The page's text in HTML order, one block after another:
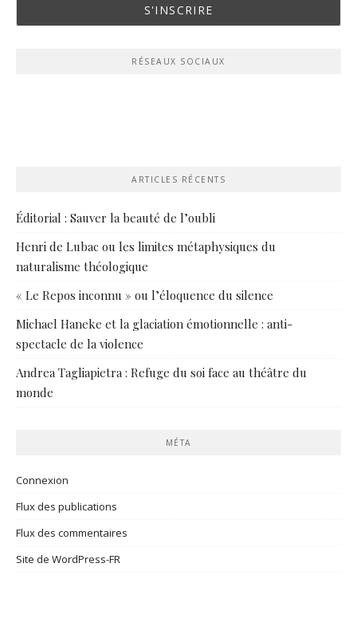
RÉSEAUX SOCIAUX
ARTICLES RÉCENTS
Éditorial : Sauver la beauté de l’oubli
Henri de Lubac ou les limites métaphysiques du
naturalisme théologique
« Le Repos inconnu » ou l’éloquence du silence
Michael Haneke et la glaciation émotionnelle : anti-
spectacle de la violence
Andrea Tagliapietra : Refuge du soi face au théâtre du
monde
MÉTA
Connexion
Flux des publications
Flux des commentaires
Site de WordPress-FR